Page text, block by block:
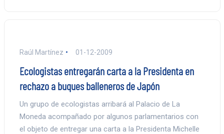
Raúl Martínez 01-12-2009
Ecologistas entregarán carta a la Presidenta en
rechazo a buques balleneros de Japón
Un grupo de ecologistas arribará al Palacio de La
Moneda acompañado por algunos parlamentarios con
el objeto de entregar una carta a la Presidenta Michelle